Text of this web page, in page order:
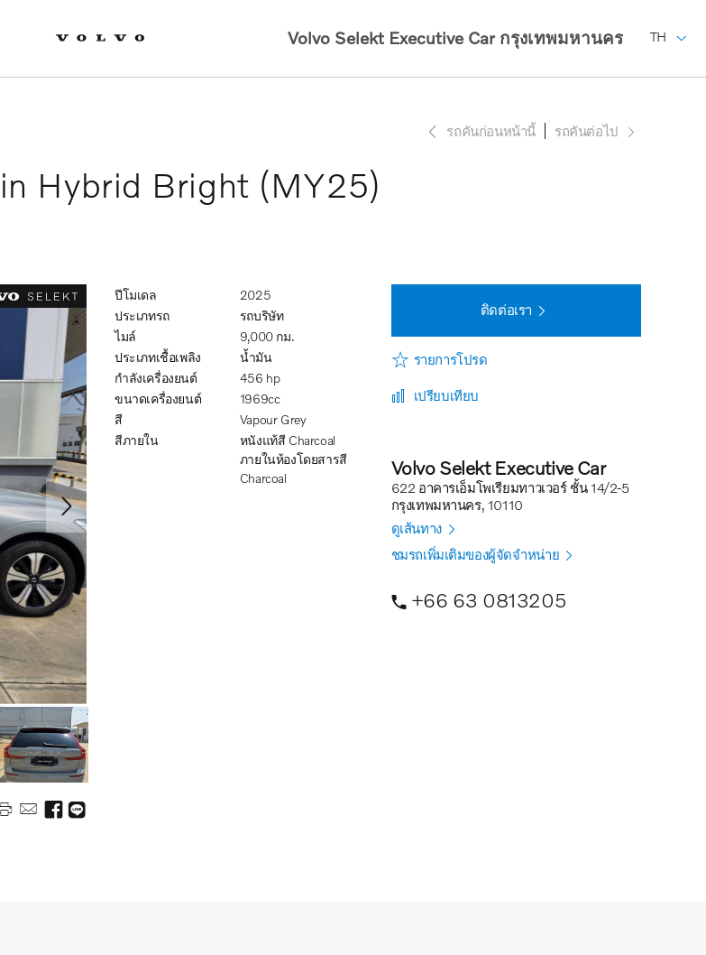
Volvo Selekt Executive Car กรุงเทพมหานคร TH
รถคันก่อนหน้านี้ รถคันต่อไป
Hybrid Bright (MY25)
ปีโมเดล
2025
ประเภทรถ
รถบริษัท
ไมล์
9,000 กม.
ประเภทเชื้อเพลิง
น้ำมัน
กำลังเครื่องยนต์
456 hp
ขนาดเครื่องยนต์
1969cc
สี
Vapour Grey
สีภายใน
หนังแท้สี Charcoal
ภายในห้องโดยสารสี
Charcoal
ติดต่อเรา
รายการโปรด
เปรียบเทียบ
Volvo Selekt Executive Car
622 อาคารเอ็มโพเรียมทาวเวอร์ ชั้น 14/2-5
กรุงเทพมหานคร, 10110
ดูเส้นทาง
ชมรถเพิ่มเติมของผู้จัดจำหน่าย
+66 63 0813205